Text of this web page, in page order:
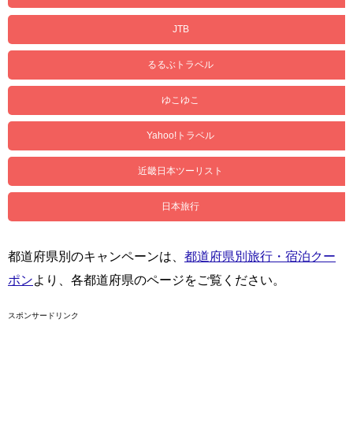
JTB
るるぶトラベル
ゆこゆこ
Yahoo!トラベル
近畿日本ツーリスト
日本旅行
都道府県別のキャンペーンは、 都道府県別旅行・宿泊クー
ポンより、各都道府県のページをご覧ください。
スポンサードリンク